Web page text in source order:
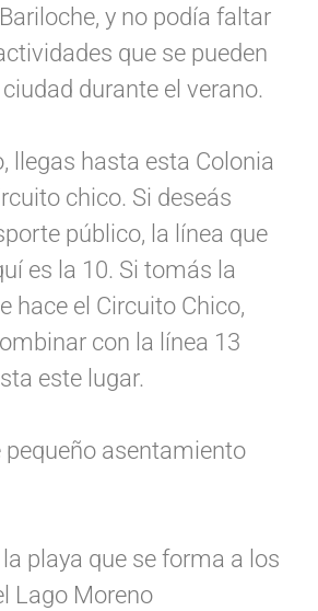
y no podía faltar
que se pueden
durante el verano.
llegas hasta esta Colonia
chico. Si deseás
público, la línea que
es la 10. Si tomás la
hace el Circuito Chico,
con la línea 13
este lugar.
pequeño asentamiento
playa que se forma a los
Lago Moreno